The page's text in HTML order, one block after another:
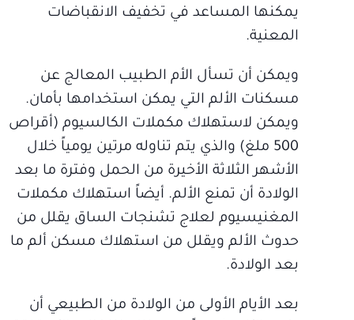
يمكنها المساعد في تخفيف الانقباضات
المعنية.
ويمكن أن تسأل الأم الطبيب المعالج عن
مسكنات الألم التي يمكن استخدامها بأمان.
ويمكن لاستهلاك مكملات الكالسيوم (أقراص
500 ملغ) والذي يتم تناوله مرتين يومياً خلال
الأشهر الثلاثة الأخيرة من الحمل وفترة ما بعد
الولادة أن تمنع الألم. أيضاً استهلاك مكملات
المغنيسيوم لعلاج تشنجات الساق يقلل من
حدوث الألم ويقلل من استهلاك مسكن ألم ما
بعد الولادة.
بعد الأيام الأولى من الولادة من الطبيعي أن